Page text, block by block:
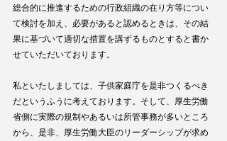
総合的に推進するための行政組織の在り方等につい
て検討を加え、必要があると認めるときは、その結
果に基づいて適切な措置を講ずるものとすると書か
せていただいております。
私といたしましては、子供家庭庁を是非つくるべき
だというふうに考えております。そして、厚生労働
省側に実際の規制やあるいは所管事務が多いところ
から、是非、厚生労働大臣のリーダーシップが求め